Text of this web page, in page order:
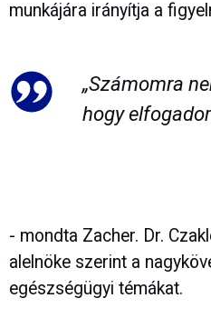
munkájára irányítja a
„Számomra
hogy
- mondta Zacher. Dr.
alelnöke szerint a
egészségügyi témákat.